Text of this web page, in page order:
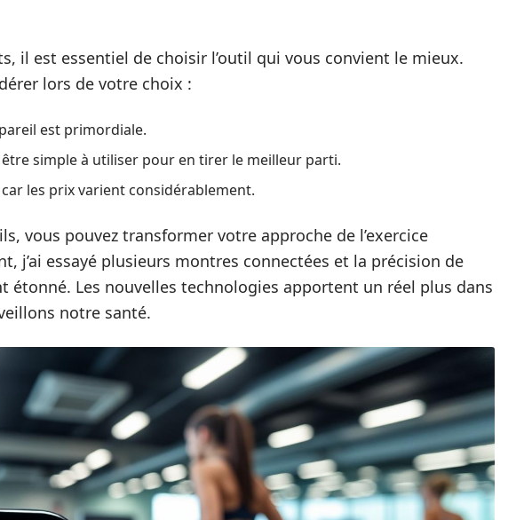
il est essentiel de choisir l’outil qui vous convient le mieux.
lors de votre choix :
est primordiale.
simple à utiliser pour en tirer le meilleur parti.
les prix varient considérablement.
vous pouvez transformer votre approche de l’exercice
j’ai essayé plusieurs montres connectées et la précision de
étonné. Les nouvelles technologies apportent un réel plus dans
notre santé.